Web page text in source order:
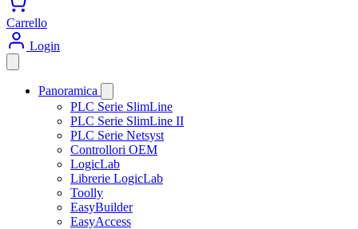
Carrello
Login
Panoramica
PLC Serie SlimLine
PLC Serie SlimLine II
PLC Serie Netsyst
Controllori OEM
LogicLab
Librerie LogicLab
Toolly
EasyBuilder
EasyAccess